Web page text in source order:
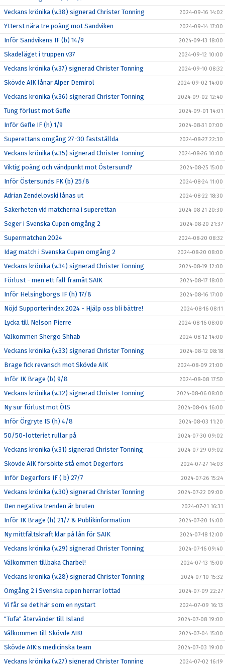
Veckans krönika (v.38) signerad Christer Tonning 2024-09-16 14:02
Ytterst nära tre poäng mot Sandviken 2024-09-14 17:00
Inför Sandvikens IF (b) 14/9 2024-09-13 18:00
Skadeläget i truppen v37 2024-09-12 10:00
Veckans krönika (v.37) signerad Christer Tonning 2024-09-10 08:32
Skövde AIK lånar Alper Demirol 2024-09-02 14:00
Veckans krönika (v.36) signerad Christer Tonning 2024-09-02 12:40
Tung förlust mot Gefle 2024-09-01 14:01
Inför Gefle IF (h) 1/9 2024-08-31 07:00
Superettans omgång 27-30 fastställda 2024-08-27 22:30
Veckans krönika (v.35) signerad Christer Tonning 2024-08-26 10:00
Viktig poäng och vändpunkt mot Östersund? 2024-08-25 15:00
Inför Östersunds FK (b) 25/8 2024-08-24 11:00
Adrian Zendelovski lånas ut 2024-08-22 18:30
Säkerheten vid matcherna i superettan 2024-08-21 20:30
Seger i Svenska Cupen omgång 2 2024-08-20 21:37
Supermatchen 2024 2024-08-20 08:32
Idag match i Svenska Cupen omgång 2 2024-08-20 08:00
Veckans krönika (v.34) signerad Christer Tonning 2024-08-19 12:00
Förlust - men ett fall framåt SAIK 2024-08-17 18:00
Inför Helsingborgs IF (h) 17/8 2024-08-16 17:00
Nöjd Supporterindex 2024 - Hjälp oss bli bättre! 2024-08-16 08:11
Lycka till Nelson Pierre 2024-08-16 08:00
Välkommen Shergo Shhab 2024-08-12 14:00
Veckans krönika (v.33) signerad Christer Tonning 2024-08-12 08:18
Brage fick revansch mot Skövde AIK 2024-08-09 21:00
Inför IK Brage (b) 9/8 2024-08-08 17:50
Veckans krönika (v.32) signerad Christer Tonning 2024-08-06 08:00
Ny sur förlust mot ÖIS 2024-08-04 16:00
Inför Örgryte IS (h) 4/8 2024-08-03 11:20
50/50-lotteriet rullar på 2024-07-30 09:02
Veckans krönika (v.31) signerad Christer Tonning 2024-07-29 09:02
Skövde AIK försökte stå emot Degerfors 2024-07-27 14:03
Inför Degerfors IF ( b) 27/7 2024-07-26 15:24
Veckans krönika (v.30) signerad Christer Tonning 2024-07-22 09:00
Den negativa trenden är bruten 2024-07-21 16:31
Inför IK Brage (h) 21/7 & Publikinformation 2024-07-20 14:00
Ny mittfältskraft klar på lån för SAIK 2024-07-18 12:00
Veckans krönika (v.29) signerad Christer Tonning 2024-07-16 09:40
Välkommen tillbaka Charbel! 2024-07-13 15:00
Veckans krönika (v.28) signerad Christer Tonning 2024-07-10 15:32
Omgång 2 i Svenska cupen herrar lottad 2024-07-09 22:27
Vi får se det här som en nystart 2024-07-09 16:13
"Tufa" återvänder till Island 2024-07-08 19:00
Välkommen till Skövde AIK! 2024-07-04 15:00
Skövde AIK:s medicinska team 2024-07-03 19:00
Veckans krönika (v.27) signerad Christer Tonning 2024-07-02 16:19